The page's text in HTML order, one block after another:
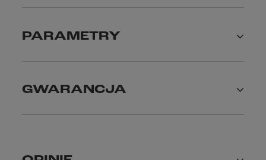
PARAMETRY
GWARANCJA